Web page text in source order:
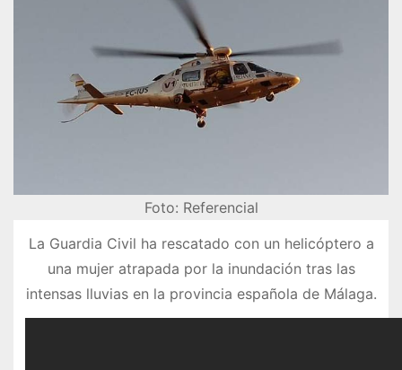
Foto: Referencial
La Guardia Civil ha rescatado con un helicóptero a
una mujer atrapada por la inundación tras las
intensas lluvias en la provincia española de Málaga.